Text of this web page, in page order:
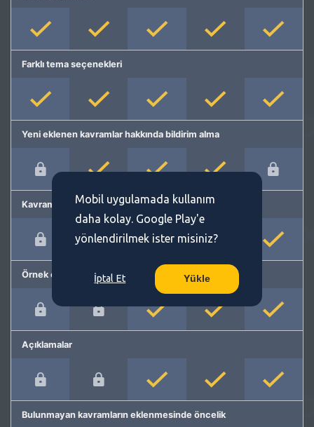
Farklı tema seçenekleri
Yeni eklenen kavramlar hakkında bildirim alma
Kavram önerme
Örnek cümleler
Açıklamalar
Bulunmayan kavramların eklenmesinde öncelik
Mobil uygulamada kullanım
daha kolay. Google Play'e
yönlendirilmek ister misiniz?
İptal Et Yükle